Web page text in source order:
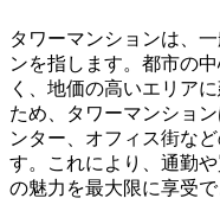
タワーマンションは、
ンを指します。都市の
く、地価の高いエリア
ため、タワーマンショ
ンター、オフィス街な
す。これにより、通勤
の魅力を最大限に享受